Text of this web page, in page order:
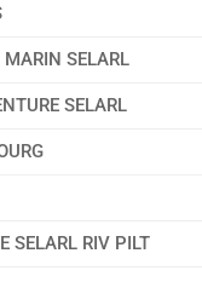
SELARL
SELARL
SELARL RIV PILT